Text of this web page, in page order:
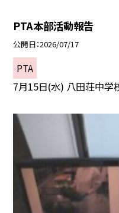
PTA本部活動報告
公開日 2026/07/17
PTA
7月15日(水) 八田荘中学